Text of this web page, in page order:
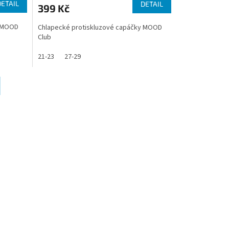
399 Kč DETAIL
Chlapecké protiskluzové capáčky MOOD
Club
21-23
27-29